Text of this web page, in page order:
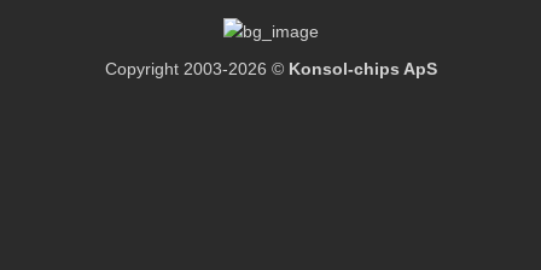
Copyright 2003-2026 © Konsol-chips ApS